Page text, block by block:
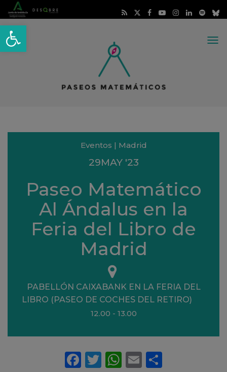
Abrir barra de herramientas
Eventos | Madrid
29MAY'23
Paseo Matemático
Al Ándalus en la
Feria del Libro de
Madrid
Ubicación
PABELLÓN CAIXABANK EN LA FERIA DEL
LIBRO (PASEO DE COCHES DEL RETIRO)
12.00 - 13.00